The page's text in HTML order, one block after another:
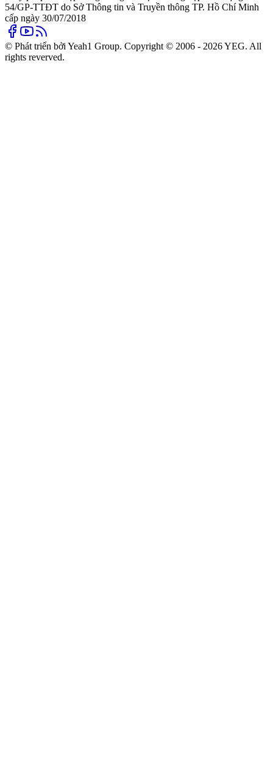
54/GP-TTĐT do Sở Thông tin và Truyền thông TP. Hồ Chí Minh
cấp ngày 30/07/2018
© Phát triển bởi Yeah1 Group. Copyright © 2006 - 2026 YEG. All
rights reverved.